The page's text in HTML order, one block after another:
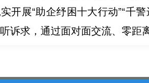
开展“助企纾困十大行动”“千
诉求，通过面对面交流、零距